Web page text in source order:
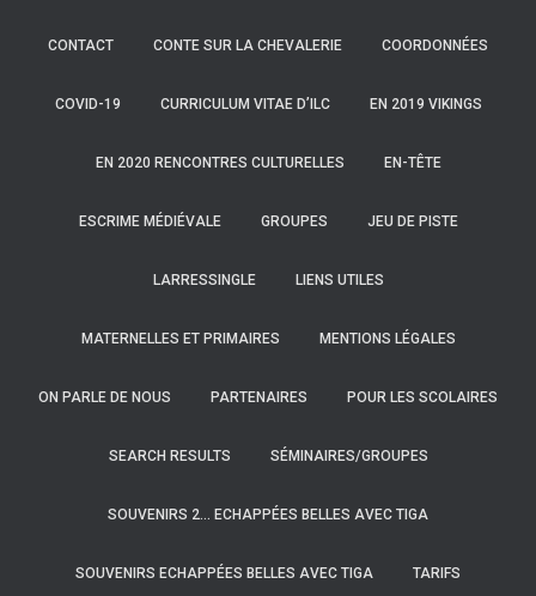
CONTACT CONTE SUR LA CHEVALERIE COORDONNÉES
COVID-19 CURRICULUM VITAE D’ILC EN 2019 VIKINGS
EN 2020 RENCONTRES CULTURELLES EN-TÊTE
ESCRIME MÉDIÉVALE GROUPES JEU DE PISTE
LARRESSINGLE LIENS UTILES
MATERNELLES ET PRIMAIRES MENTIONS LÉGALES
ON PARLE DE NOUS PARTENAIRES POUR LES SCOLAIRES
SEARCH RESULTS SÉMINAIRES/GROUPES
SOUVENIRS 2… ECHAPPÉES BELLES AVEC TIGA
SOUVENIRS ECHAPPÉES BELLES AVEC TIGA TARIFS